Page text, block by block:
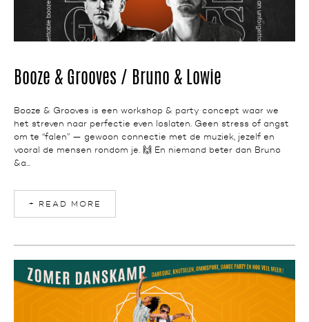
NEWS
Booze & Grooves / Bruno & Lowie
Booze & Grooves is een workshop & party concept waar we
het streven naar perfectie even loslaten. Geen stress of angst
om te “falen” — gewoon connectie met de muziek, jezelf en
vooral de mensen rondom je. 🙌 En niemand beter dan Bruno
&a...
+ READ MORE